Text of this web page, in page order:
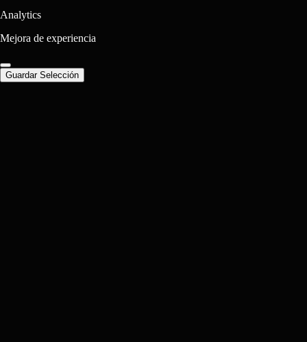
Analytics
Mejora de experiencia
Guardar Selección